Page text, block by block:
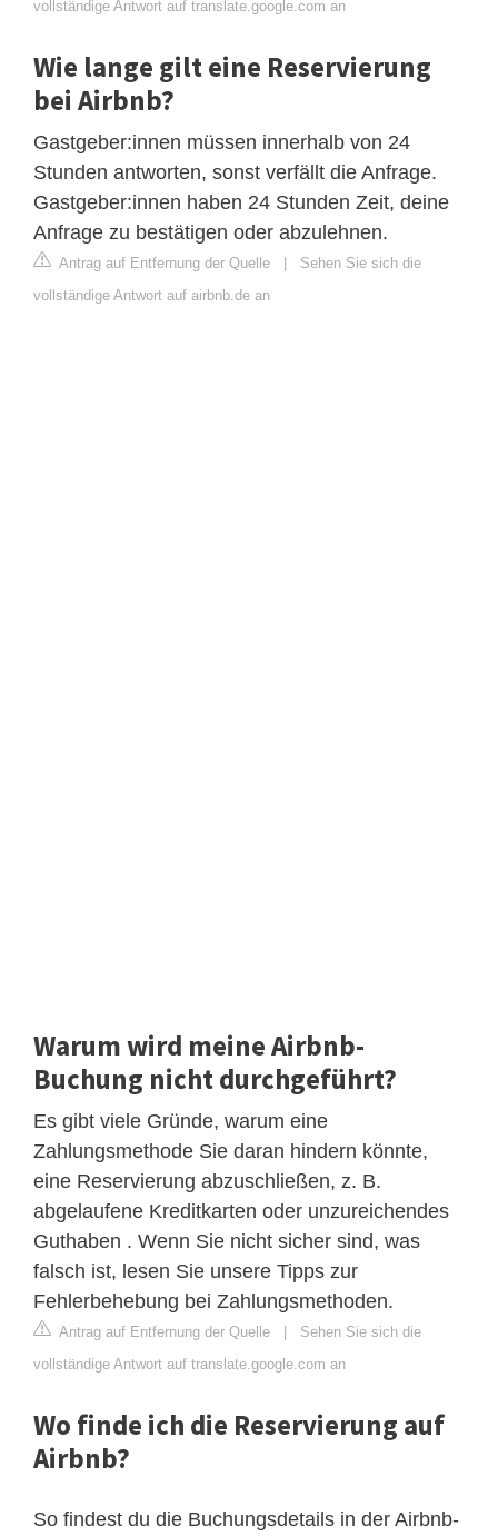
vollständige Antwort auf translate.google.com an
Wie lange gilt eine Reservierung
bei Airbnb?
Gastgeber:innen müssen innerhalb von 24
Stunden antworten, sonst verfällt die Anfrage.
Gastgeber:innen haben 24 Stunden Zeit, deine
Anfrage zu bestätigen oder abzulehnen.
Antrag auf Entfernung der Quelle | Sehen Sie sich die
vollständige Antwort auf airbnb.de an
Warum wird meine Airbnb-
Buchung nicht durchgeführt?
Es gibt viele Gründe, warum eine
Zahlungsmethode Sie daran hindern könnte,
eine Reservierung abzuschließen, z. B.
abgelaufene Kreditkarten oder unzureichendes
Guthaben . Wenn Sie nicht sicher sind, was
falsch ist, lesen Sie unsere Tipps zur
Fehlerbehebung bei Zahlungsmethoden.
Antrag auf Entfernung der Quelle | Sehen Sie sich die
vollständige Antwort auf translate.google.com an
Wo finde ich die Reservierung auf
Airbnb?
So findest du die Buchungsdetails in der Airbnb-